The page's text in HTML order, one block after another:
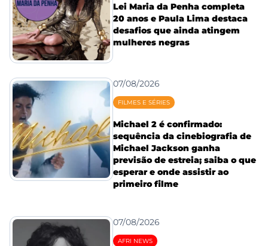
Lei Maria da Penha completa
20 anos e Paula Lima destaca
desafios que ainda atingem
mulheres negras
07/08/2026
FILMES E SÉRIES
Michael 2 é confirmado:
sequência da cinebiografia de
Michael Jackson ganha
previsão de estreia; saiba o que
esperar e onde assistir ao
primeiro filme
07/08/2026
AFRI NEWS